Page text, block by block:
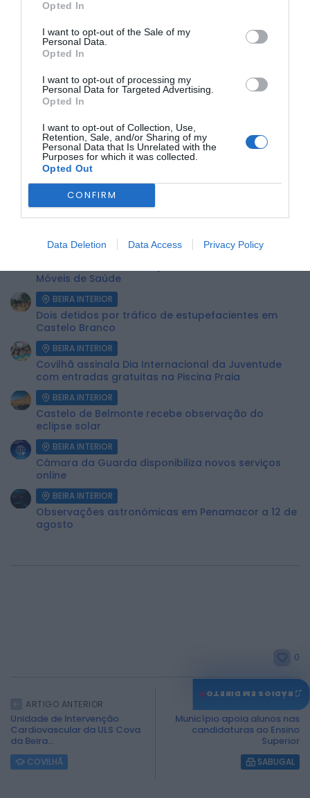
Opted In
I want to opt-out of the Sale of my
Personal Data.
Opted In
I want to opt-out of processing my
Personal Data for Targeted Advertising.
Opted In
I want to opt-out of Collection, Use,
Retention, Sale, and/or Sharing of my
Personal Data that Is Unrelated with the
Purposes for which it was collected.
Opted Out
CONFIRM
Data Deletion Data Access Privacy Policy
avós do concelho, reconhecendo o seu papel como
pilares fundamentais das famíliase criando
oportunidades para reforçar os laços familiares.
Para mais informações ou inscrições, os interessados
podem contactar o número961 811 120.
ÚLTIMA HORA:
BEIRA INTERIOR
Centum Cellas entra na fase decisiva das Novas 7
BEIRA INTERIOR
Móveis de Saúde
BEIRA INTERIOR
Dois detidos por tráfico de estupefacientes em
Castelo Branco
BEIRA INTERIOR
Covilhã assinala Dia Internacional da Juventude
com entradas gratuitas na Piscina Praia
BEIRA INTERIOR
Castelo de Belmonte recebe observação do
eclipse solar
BEIRA INTERIOR
Câmara da Guarda disponibiliza novos serviços
online
BEIRA INTERIOR
Observações astronómicas em Penamacor a 12 de
agosto
0
ARTIGO ANTERIOR
Unidade de Intervenção
Cardiovascular da ULS Cova
da Beira...
COVILHÃ
Município apoia alunos nas
candidaturas ao Ensino
Superior
SABUGAL
♫
RÁDIOS EM DIRETO